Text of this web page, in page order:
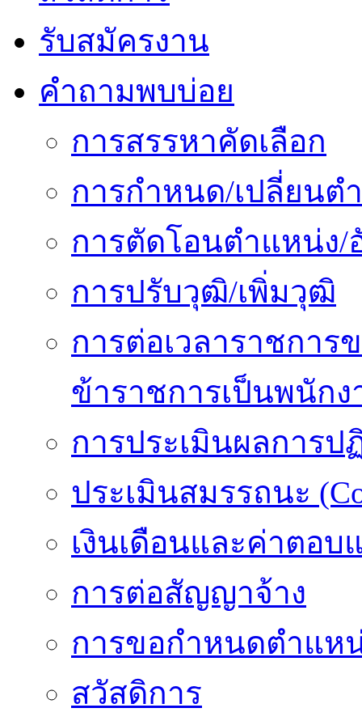
รับสมัครงาน
คำถามพบบ่อย
การสรรหาคัดเลือก
การกำหนด/เปลี่ยนต
การตัดโอนตำแหน่ง/
การปรับวุฒิ/เพิ่มวุฒิ
การต่อเวลาราชการ
ข้าราชการเป็นพนักง
การประเมินผลการป
ประเมินสมรรถนะ
เงินเดือนและค่าตอบ
การต่อสัญญาจ้าง
การขอกำหนดตำแห
สวัสดิการ